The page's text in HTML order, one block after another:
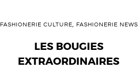
FASHIONERIE CULTURE, FASHIONERIE NEWS
LES BOUGIES
EXTRAORDINAIRES